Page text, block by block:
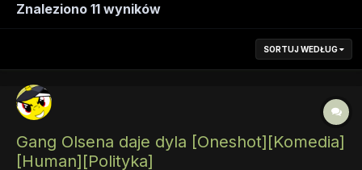
Znaleziono 11 wyników
SORTUJ WEDŁUG
Gang Olsena daje dyla [Oneshot][Komedia]
[Human][Polityka]